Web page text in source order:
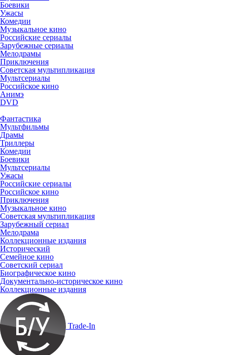
Боевики
Ужасы
Комедии
Музыкальное кино
Российские сериалы
Зарубежные сериалы
Мелодрамы
Приключения
Советская мультипликация
Мультсериалы
Российское кино
Анимэ
DVD
Фантастика
Мультфильмы
Драмы
Триллеры
Комедии
Боевики
Мультсериалы
Ужасы
Российские сериалы
Российское кино
Приключения
Музыкальное кино
Советская мультипликация
Зарубежный сериал
Мелодрама
Коллекционные издания
Исторический
Семейное кино
Советский сериал
Биографическое кино
Документально-историческое кино
Коллекционные издания
Trade-In